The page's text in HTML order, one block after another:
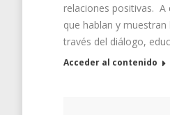
relaciones positivas. A
que hablan y
través del diálogo,
Acceder al contenido